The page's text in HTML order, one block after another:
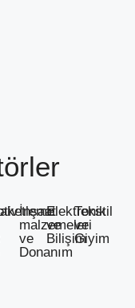
İnşaat
malzemeleri
ve
Donanım
Elektronik
ve
Bilişim
Tekstil
ve
Giyim